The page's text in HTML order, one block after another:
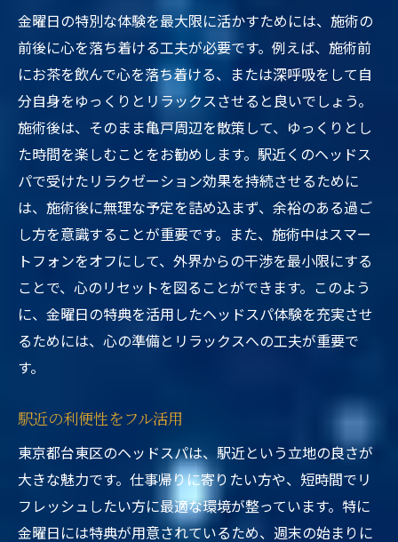
金曜日の特別な体験を最大限に活かすためには、施術の
前後に心を落ち着ける工夫が必要です。例えば、施術前
にお茶を飲んで心を落ち着ける、または深呼吸をして自
分自身をゆっくりとリラックスさせると良いでしょう。
施術後は、そのまま亀戸周辺を散策して、ゆっくりとし
た時間を楽しむことをお勧めします。駅近くのヘッドス
パで受けたリラクゼーション効果を持続させるために
は、施術後に無理な予定を詰め込まず、余裕のある過ご
し方を意識することが重要です。また、施術中はスマー
トフォンをオフにして、外界からの干渉を最小限にする
ことで、心のリセットを図ることができます。このよう
に、金曜日の特典を活用したヘッドスパ体験を充実させ
るためには、心の準備とリラックスへの工夫が重要で
す。
駅近の利便性をフル活用
東京都台東区のヘッドスパは、駅近という立地の良さが
大きな魅力です。仕事帰りに寄りたい方や、短時間でリ
フレッシュしたい方に最適な環境が整っています。特に
金曜日には特典が用意されているため、週末の始まりに